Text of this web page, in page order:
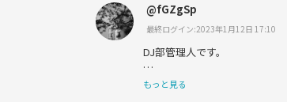
@fGZgSp
最終ログイン:2023年1月12日 17:10
DJ部管理人です。
もっと見る